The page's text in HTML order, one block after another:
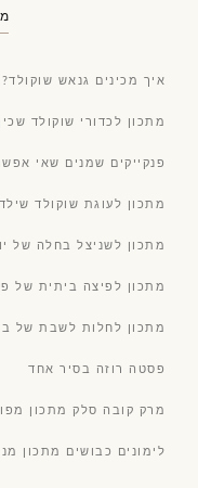
איך מכינים גנאש
מתכון לכדורי שוקולד
פנקייקים שמנים שאי
מתכון לעוגת שוקולד
מתכון לשניצל בחלה של
מתכון לפיצה ביתית של
מתכון לחלות לשבת של
פסטה רוזה בסיר אחד
מרק קובה סלק מתכון
לימונים כבושים מתכון